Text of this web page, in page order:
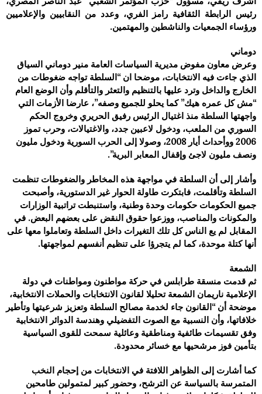
رئيس الرابطة الثقافية رامز الفري، وعدد من النقابيين والإعلاميين
ورؤساء الجمعيات والناشطين والمهتمين.
دوماني
وعرض معاون مفوض مديرية السياسات العامة منير دوماني السياق
الذي جاءت فيه الانتخابات، موضحا ان “السلطة تواجه ضغوطات من
الخارج والداخل وترد عليها بالتنظيم والتعثر والتأقلم وأن الوضع العام
“مش كل عمره هيك” كما يحلو للجميع وصفه”، عارضا الأزمات التي
واجهتها السلطة منذ اغتيال الرئيس رفيق الحريري وخروج الحكم
السوري من الملعب، ودخول لاعبين جدد، والاغتيالات، وحرب تموز
2006 ووأحداث أيار 2008، وصولا إلى الحرب السورية ودخول مليون
ونصف مليون لاجئ وإقفال المعابر البرية”.
وأشار إلى أن السلطة في مواجهة هذه المخاطر والضغوطات تنظمت
السلطة وتأقلمت، فابتكرت طاولة الحوار غير الدستورية، وأصبحت
جميع الحكومات حكومات وحدة وطنية، واستنبطت تراتبية الوزارات
والمكونات والمناصب، ووزعوا حقوق النقض على بعضهم البعض. في
المقابل لم يع الناس كل تلك التغيرات داخل السلطة وتعاملوا معها على
أنها كتلة موحدة، كما لم يتجرؤا على تنظيم أنفسهم لمواجهتها.
الشمعة
ثم قدمت منسقة طرابلس في حركة مواطنون ومواطنات في دولة
الإعلامية ناريمان الشمعة تحليلا لقانون الانتخابات والحملات الانتخابية،
موضحة أن “القانون جاء لخدمة مصالح السلطة وتعزيز شرعيتها وتأطير
خلافاتها، وأن النسبية مع الصوت التفضيلي وهندسة الدوائر الانتخابية
وفق تقسيمات طائفية ومناطقية وعائلية سمحت للقوى السياسية
بتأمين فوز مرشحيها مع خسائر محدودة.
كما أشارت إلى الظواهر اللافتة في الانتخابات من إحجام النخب
المتمرسة بالسياسة عن الترشح، وحضور كبير لمتمولين طامحين